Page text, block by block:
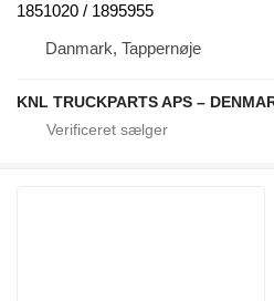
1851020 / 1895955
Danmark, Tappernøje
KNL TRUCKPARTS APS –